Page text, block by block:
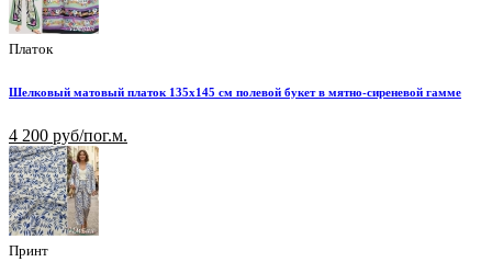
Платок
Шелковый матовый платок 135х145 см полевой букет в мятно-сиреневой гамме
4 200 руб/пог.м.
Принт